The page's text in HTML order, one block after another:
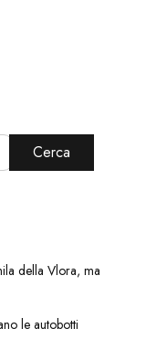
Cerca
della Vlora, ma
le autobotti